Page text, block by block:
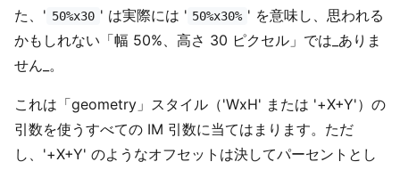
た、' 50%x30 ' は実際には ' 50%x30% ' を意味し、思われる
かもしれない「幅 50%、高さ 30 ピクセル」では_ありま
せん_。
これは「geometry」スタイル（'WxH' または '+X+Y'）の
引数を使うすべての IM 引数に当てはまります。ただ
し、'+X+Y' のようなオフセットは決してパーセントとし